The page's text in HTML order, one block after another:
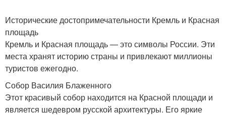
Исторические достопримечательности Кремль и Красная
площадь
Кремль и Красная площадь — это символы России. Эти
места хранят историю страны и привлекают миллионы
туристов ежегодно.
Собор Василия Блаженного
Этот красивый собор находится на Красной площади и
является шедевром русской архитектуры. Его яркие